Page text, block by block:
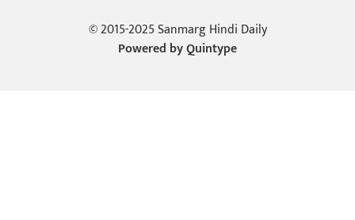
© 2015-2025 Sanmarg Hindi Daily
Powered byQuintype